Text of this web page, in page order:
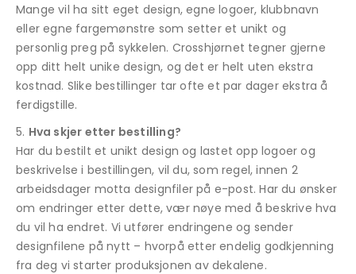
Mange vil ha sitt eget design, egne logoer, klubbnavn
eller egne fargemønstre som setter et unikt og
personlig preg på sykkelen. Crosshjørnet tegner gjerne
opp ditt helt unike design, og det er helt uten ekstra
kostnad. Slike bestillinger tar ofte et par dager ekstra å
ferdigstille.
Hva skjer etter bestilling?
Har du bestilt et unikt design og lastet opp logoer og
beskrivelse i bestillingen, vil du, som regel, innen 2
arbeidsdager motta designfiler på e-post. Har du ønsker
om endringer etter dette, vær nøye med å beskrive hva
du vil ha endret. Vi utfører endringene og sender
designfilene på nytt – hvorpå etter endelig godkjenning
fra deg vi starter produksjonen av dekalene.